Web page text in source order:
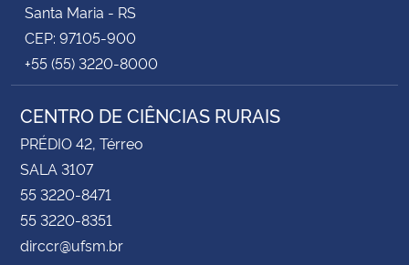
Santa Maria - RS
CEP: 97105-900
+55 (55) 3220-8000
CENTRO DE CIÊNCIAS RURAIS
PRÉDIO 42, Térreo
SALA 3107
55 3220-8471
55 3220-8351
dirccr@ufsm.br